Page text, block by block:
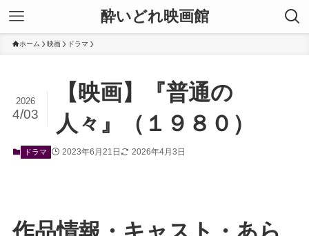
酔いどれ映画館
ホーム 映画 ドラマ
【映画】『普通の
人々』（１９８０）
2026
4/03
ドラマ 2023年6月21日 2026年4月3日